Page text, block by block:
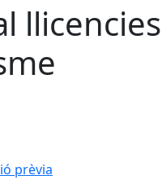
llicencies
prèvia